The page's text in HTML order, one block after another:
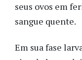
seus ovos em
sangue quente.
Em sua fase